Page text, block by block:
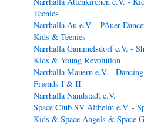
Teenies
Narrhalla Au e.V. - PAuer
Kids & Teenies
Narrhalla Gammelsdorf e.V. -
Kids & Young Revolution
Narrhalla Mauern e.V. - Dancing
Friends I & II
Narrhalla Nandstadt e.V.
Space Club SV Altheim e.V. -
Kids & Space Angels & Space